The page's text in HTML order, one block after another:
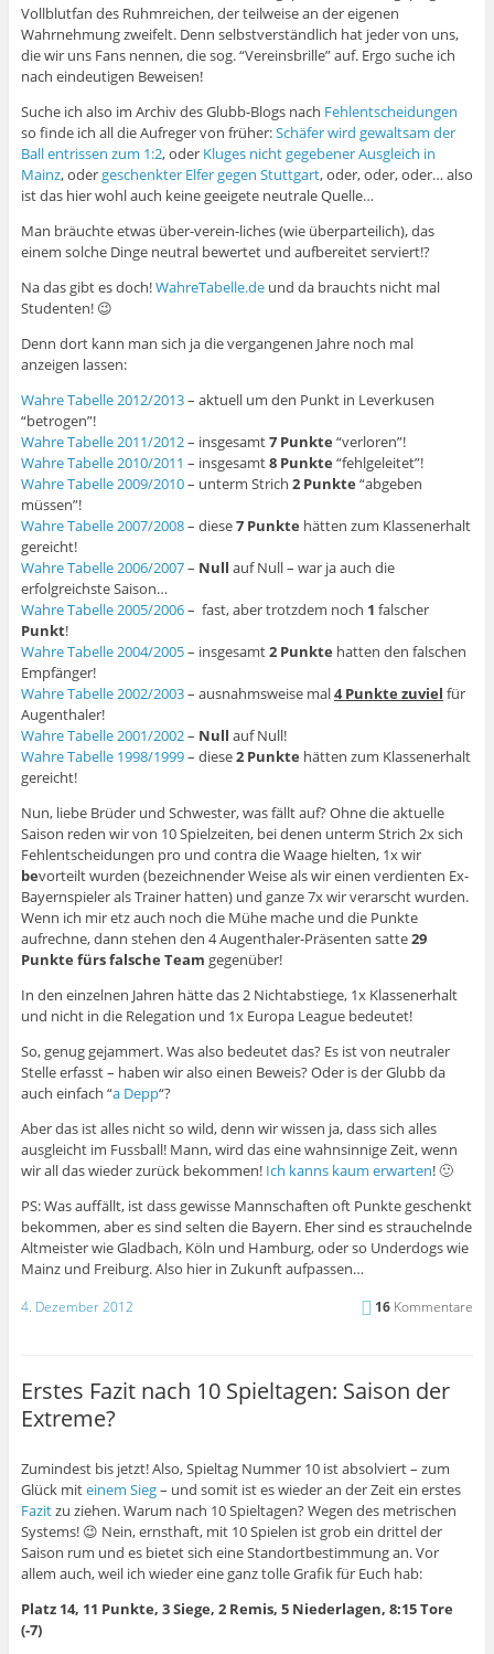
Vollblutfan des Ruhmreichen, der teilweise an der eigenen
Wahrnehmung zweifelt. Denn selbstverständlich hat jeder von uns,
die wir uns Fans nennen, die sog. “Vereinsbrille” auf. Ergo suche ich
nach eindeutigen Beweisen!
Suche ich also im Archiv des Glubb-Blogs nach Fehlentscheidungen
so finde ich all die Aufreger von früher:Schäfer wird gewaltsam der
Ball entrissen zum 1:2, oder Kluges nicht gegebener Ausgleich in
Mainz, odergeschenkter Elfer gegen Stuttgart, oder, oder, oder… also
ist das hier wohl auch keine geeigete neutrale Quelle…
Man bräuchte etwas über-verein-liches (wie überparteilich), das
einem solche Dinge neutral bewertet und aufbereitet serviert!?
Na das gibt es doch!WahreTabelle.deund da brauchts nicht mal
Studenten! 😉
Denn dort kann man sich ja die vergangenen Jahre noch mal
anzeigen lassen:
Wahre Tabelle 2012/2013– aktuell um den Punkt in Leverkusen
“betrogen”!
Wahre Tabelle 2011/2012– insgesamt7 Punkte “verloren”!
Wahre Tabelle 2010/2011 – insgesamt8 Punkte “fehlgeleitet”!
Wahre Tabelle 2009/2010– unterm Strich 2 Punkte “abgeben
müssen”!
Wahre Tabelle 2007/2008– diese7 Punkte hätten zum Klassenerhalt
gereicht!
Wahre Tabelle 2006/2007– Null auf Null – war ja auch die
erfolgreichste Saison…
Wahre Tabelle 2005/2006– fast, aber trotzdem noch 1 falscher
Punkt!
Wahre Tabelle 2004/2005– insgesamt2 Punkte hatten den falschen
Empfänger!
Wahre Tabelle 2002/2003– ausnahmsweise mal4 Punkte zuviel für
Augenthaler!
Wahre Tabelle 2001/2002– Null auf Null!
Wahre Tabelle 1998/1999– diese2 Punkte hätten zum Klassenerhalt
gereicht!
Nun, liebe Brüder und Schwester, was fällt auf? Ohne die aktuelle
Saison reden wir von 10 Spielzeiten, bei denen unterm Strich 2x sich
Fehlentscheidungen pro und contra die Waage hielten, 1x wir
bevorteilt wurden (bezeichnender Weise als wir einen verdienten Ex-
Bayernspieler als Trainer hatten) und ganze 7x wir verarscht wurden.
Wenn ich mir etz auch noch die Mühe mache und die Punkte
aufrechne, dann stehen den 4 Augenthaler-Präsenten satte29
Punkte fürs falsche Team gegenüber!
In den einzelnen Jahren hätte das 2 Nichtabstiege, 1x Klassenerhalt
und nicht in die Relegation und 1x Europa League bedeutet!
So, genug gejammert. Was also bedeutet das? Es ist von neutraler
Stelle erfasst – haben wir also einen Beweis? Oder is der Glubb da
auch einfach “a Depp“?
Aber das ist alles nicht so wild, denn wir wissen ja, dass sich alles
ausgleicht im Fussball! Mann, wird das eine wahnsinnige Zeit, wenn
wir all das wieder zurück bekommen! Ich kanns kaum erwarten! 🙂
PS: Was auffällt, ist dass gewisse Mannschaften oft Punkte geschenkt
bekommen, aber es sind selten die Bayern. Eher sind es strauchelnde
Altmeister wie Gladbach, Köln und Hamburg, oder so Underdogs wie
Mainz und Freiburg. Also hier in Zukunft aufpassen…
4. Dezember 2012 16 Kommentare
Erstes Fazit nach 10 Spieltagen: Saison der
Extreme?
Zumindest bis jetzt! Also, Spieltag Nummer 10 ist absolviert – zum
Glück miteinem Sieg– und somit ist es wieder an der Zeit ein erstes
Fazitzu ziehen. Warum nach 10 Spieltagen? Wegen des metrischen
Systems! 😉 Nein, ernsthaft, mit 10 Spielen ist grob ein drittel der
Saison rum und es bietet sich eine Standortbestimmung an. Vor
allem auch, weil ich wieder eine ganz tolle Grafik für Euch hab:
Platz 14, 11 Punkte, 3 Siege, 2 Remis, 5 Niederlagen, 8:15 Tore
(-7)